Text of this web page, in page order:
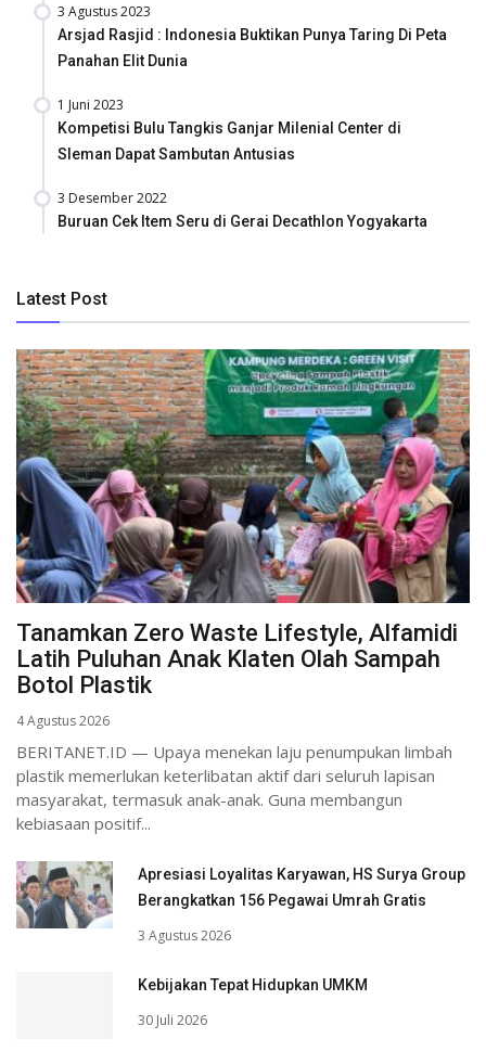
3 Agustus 2023
Arsjad Rasjid : Indonesia Buktikan Punya Taring Di Peta
Panahan Elit Dunia
1 Juni 2023
Kompetisi Bulu Tangkis Ganjar Milenial Center di
Sleman Dapat Sambutan Antusias
3 Desember 2022
Buruan Cek Item Seru di Gerai Decathlon Yogyakarta
Latest Post
Tanamkan Zero Waste Lifestyle, Alfamidi
Latih Puluhan Anak Klaten Olah Sampah
Botol Plastik
4 Agustus 2026
BERITANET.ID — Upaya menekan laju penumpukan limbah
plastik memerlukan keterlibatan aktif dari seluruh lapisan
masyarakat, termasuk anak-anak. Guna membangun
kebiasaan positif...
Apresiasi Loyalitas Karyawan, HS Surya Group
Berangkatkan 156 Pegawai Umrah Gratis
3 Agustus 2026
Kebijakan Tepat Hidupkan UMKM
30 Juli 2026